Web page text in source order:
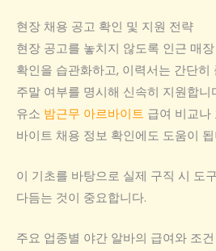
현장 채용 공고 확인 및 지원 전략
현장 공고를 놓치지 않도록 인근 매
확인을 습관화하고, 이력서는 간단
주말 여부를 명시해 신속히 지원합니
유소 밤근무 아르바이트 급여 비교나
바이트 채용 정보 확인에도 도움이
이 기초를 바탕으로 실제 구직 시 도
다듬는 것이 중요합니다.
주요 업종별 야간 알바의 급여와 조